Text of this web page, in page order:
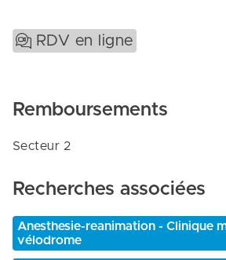
RDV en ligne
Remboursements
Secteur 2
Recherches associées
Anesthesie-reanimation - Clinique
vélodrome